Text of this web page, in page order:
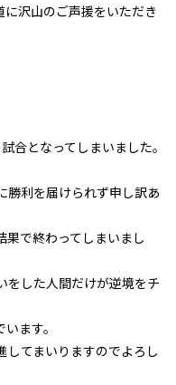
に沢山のご声援をいただき
合となってしまいました。
勝利を届けられず申し訳あ
果で終わってしまいまし
をした人間だけが逆境をチ
ます。
してまいりますのでよろし